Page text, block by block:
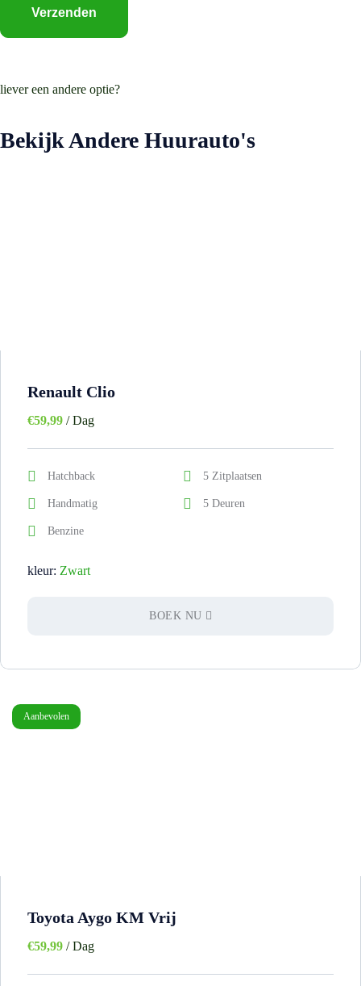
liever een andere optie?
Bekijk Andere Huurauto's
Renault Clio
€59,99 / Dag
Hatchback 5 Zitplaatsen
Handmatig 5 Deuren
Benzine
kleur: Zwart
BOEK NU
Aanbevolen
Toyota Aygo KM Vrij
€59,99 / Dag